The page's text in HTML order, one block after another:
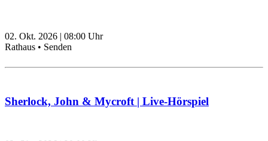
02. Okt. 2026 | 08:00 Uhr
Rathaus • Senden
Sherlock, John & Mycroft | Live-Hörspiel